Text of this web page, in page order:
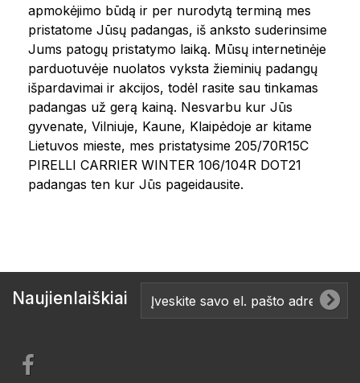
apmokėjimo būdą ir per nurodytą terminą mes
pristatome Jūsų padangas, iš anksto suderinsime
Jums patogų pristatymo laiką. Mūsų internetinėje
parduotuvėje nuolatos vyksta žieminių padangų
išpardavimai ir akcijos, todėl rasite sau tinkamas
padangas už gerą kainą. Nesvarbu kur Jūs
gyvenate, Vilniuje, Kaune, Klaipėdoje ar kitame
Lietuvos mieste, mes pristatysime 205/70R15C
PIRELLI CARRIER WINTER 106/104R DOT21
padangas ten kur Jūs pageidausite.
Naujienlaiškiai